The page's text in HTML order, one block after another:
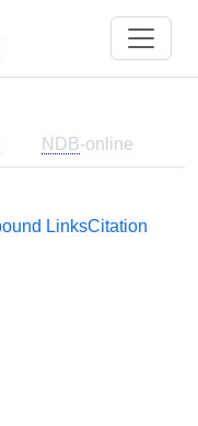
NDB-online
LinksCitation